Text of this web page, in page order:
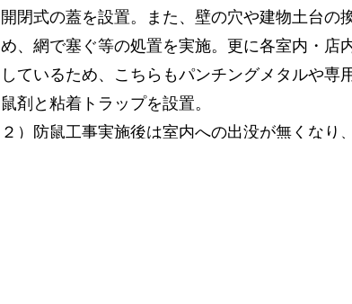
開閉式の蓋を設置。また、壁の穴や建物土台
め、網で塞ぐ等の処置を実施。更に各室内・
しているため、こちらもパンチングメタルや
鼠剤と粘着トラップを設置。
２）防鼠工事実施後は室内への出没が無くな